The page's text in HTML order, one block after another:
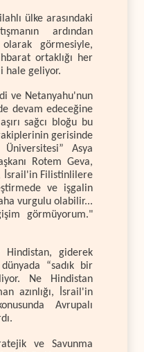
ülke arasındaki
ardından
görmesiyle,
ortaklığı her
hale geliyor.
ve Netanyahu'nun
devam edeceğine
sağcı bloğu bu
gerisinde
Asya
Rotem Geva,
İsrail'in Filistinlilere
ve işgalin
vurgulu olabilir...
görmüyorum."
giderek
“sadık bir
Ne Hindistan
azınlığı, İsrail'in
Avrupalı
ve Savunma